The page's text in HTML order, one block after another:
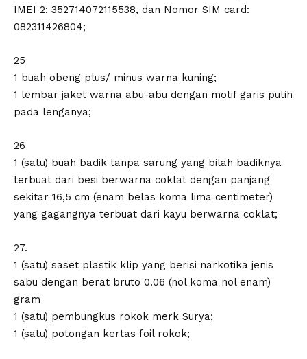
IMEI 2: 352714072115538, dan Nomor SIM card:
082311426804;
25
1 buah obeng plus/ minus warna kuning;
1 lembar jaket warna abu-abu dengan motif garis putih
pada lenganya;
26
1 (satu) buah badik tanpa sarung yang bilah badiknya
terbuat dari besi berwarna coklat dengan panjang
sekitar 16,5 cm (enam belas koma lima centimeter)
yang gagangnya terbuat dari kayu berwarna coklat;
27.
1 (satu) saset plastik klip yang berisi narkotika jenis
sabu dengan berat bruto 0.06 (nol koma nol enam)
gram
1 (satu) pembungkus rokok merk Surya;
1 (satu) potongan kertas foil rokok;